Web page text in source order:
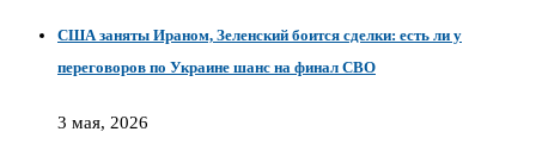
США заняты Ираном, Зеленский боится сделки: есть ли у
переговоров по Украине шанс на финал СВО
3 мая, 2026